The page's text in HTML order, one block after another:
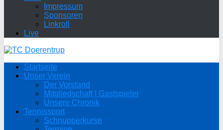
Impressum
Sponsoren
Linkroll
Live
Startseite
Unser Verein
Der Vorstand
Mitgliedschaft | Gastspieler
Unsere Chronik
Tennissport
Schnupperkurse